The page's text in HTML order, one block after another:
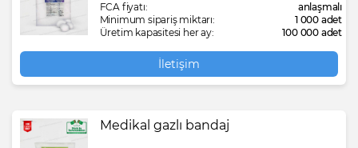
FCA fiyatı:
anlaşmalı
Minimum sipariş miktarı:
1 000 adet
Üretim kapasitesi her ay:
100 000 adet
İletişim
Medikal gazlı bandaj